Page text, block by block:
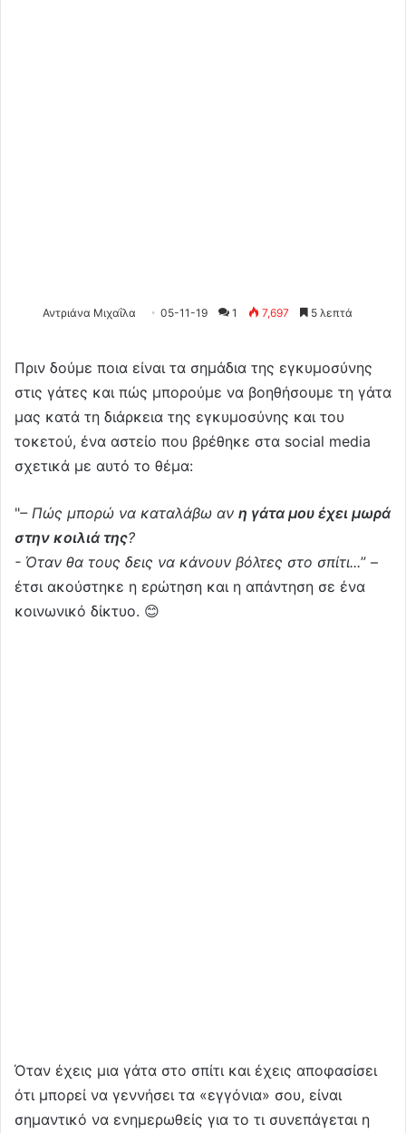
Αντριάνα Μιχαΐλα 05-11-19 1 7,697 5 λεπτά
Πριν δούμε ποια είναι τα σημάδια της εγκυμοσύνης
στις γάτες και πώς μπορούμε να βοηθήσουμε τη γάτα
μας κατά τη διάρκεια της εγκυμοσύνης και του
τοκετού, ένα αστείο που βρέθηκε στα social media
σχετικά με αυτό το θέμα:
"– Πώς μπορώ να καταλάβω αν η γάτα μου έχει μωρά
στην κοιλιά της?
- Όταν θα τους δεις να κάνουν βόλτες στο σπίτι...” –
έτσι ακούστηκε η ερώτηση και η απάντηση σε ένα
κοινωνικό δίκτυο. 😊
Όταν έχεις μια γάτα στο σπίτι και έχεις αποφασίσει
ότι μπορεί να γεννήσει τα «εγγόνια» σου, είναι
σημαντικό να ενημερωθείς για το τι συνεπάγεται η